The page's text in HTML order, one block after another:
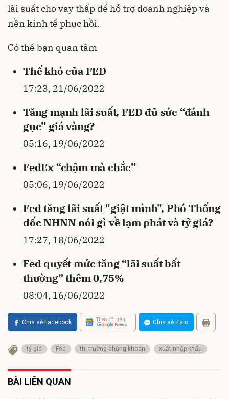
lãi suất cho vay thấp để hỗ trợ doanh nghiệp và
nền kinh tế phục hồi.
Có thể bạn quan tâm
Thế khó của FED
17:23, 21/06/2022
Tăng mạnh lãi suất, FED đủ sức “đánh
gục” giá vàng?
05:16, 19/06/2022
FedEx “chậm mà chắc”
05:06, 19/06/2022
Fed tăng lãi suất "giật mình", Phó Thống
đốc NHNN nói gì về lạm phát và tỷ giá?
17:27, 18/06/2022
Fed quyết mức tăng “lãi suất bất
thường” thêm 0,75%
08:04, 16/06/2022
Chia sẻ Facebook Theo dõi trên Chia sẻ Zalo
tỷ giá Fed thị trường chứng khoán xuất nhập khẩu
BÀI LIÊN QUAN